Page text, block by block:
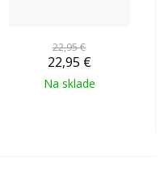
22,95 €
22,95 €
Na sklade